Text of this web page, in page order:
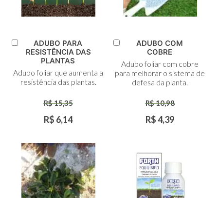
Adicionar
ADUBO PARA
RESISTÊNCIA DAS
PLANTAS
Adubo foliar que aumenta a
resistência das plantas.
R$ 15,35
R$ 6,14
Carrinho
ADUBO COM
COBRE
Adubo foliar com cobre
para melhorar o sistema de
defesa da planta.
R$ 10,98
R$ 4,39